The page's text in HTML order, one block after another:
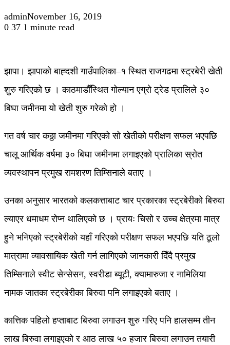
adminNovember 16, 2019
0 37 1 minute read
झापा। झापाको बाह्दशी गाउँपालिका–१ स्थित राजगढमा स्ट्रबेरी खेती
शुरु गरिएको छ । काठमाडौँस्थित गोल्यान एग्रो ट्रेड प्रालिले ३०
बिघा जमीनमा यो खेती शुरु गरेको हो ।
गत वर्ष चार कठ्ठा जमीनमा गरिएको सो खेतीको परीक्षण सफल भएपछि
चालू आर्थिक वर्षमा ३० बिघा जमीनमा लगाइएको प्रालिका स्रोत
व्यवस्थापन प्रमुख रामशरण तिम्सिनाले बताए ।
उनका अनुसार भारतको कलकत्ताबाट चार प्रकारका स्ट्रबेरीको बिरुवा
ल्याएर धमाधम रोप्न थालिएको छ । प्रायः चिसो र उच्च क्षेत्रमा मात्र
हुने भनिएको स्ट्रबेरीको यहाँ गरिएको परीक्षण सफल भएपछि यति ठूलो
मात्रामा व्यावसायिक खेती गर्न लागिएको जानकारी दिँदै प्रमुख
तिम्सिनाले स्वीट सेन्सेसन, स्वरीडा ब्यूटी, क्यामारुजा र नामिलिया
नामक जातका स्ट्रबेरीका बिरुवा पनि लगाइएको बताए ।
कात्तिक पहिलो हप्ताबाट बिरुवा लगाउन शुरु गरिए पनि हालसम्म तीन
लाख बिरुवा लगाइएको र आठ लाख ५० हजार बिरुवा लगाउन तयारी